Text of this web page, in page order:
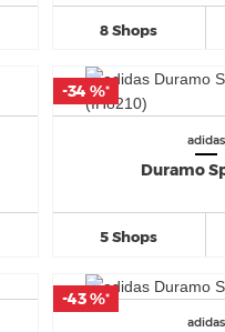
8 Shops
adidas
Duramo
5 Shops
-34 %*
-34 %*
adidas
-43 %*
-43 %*